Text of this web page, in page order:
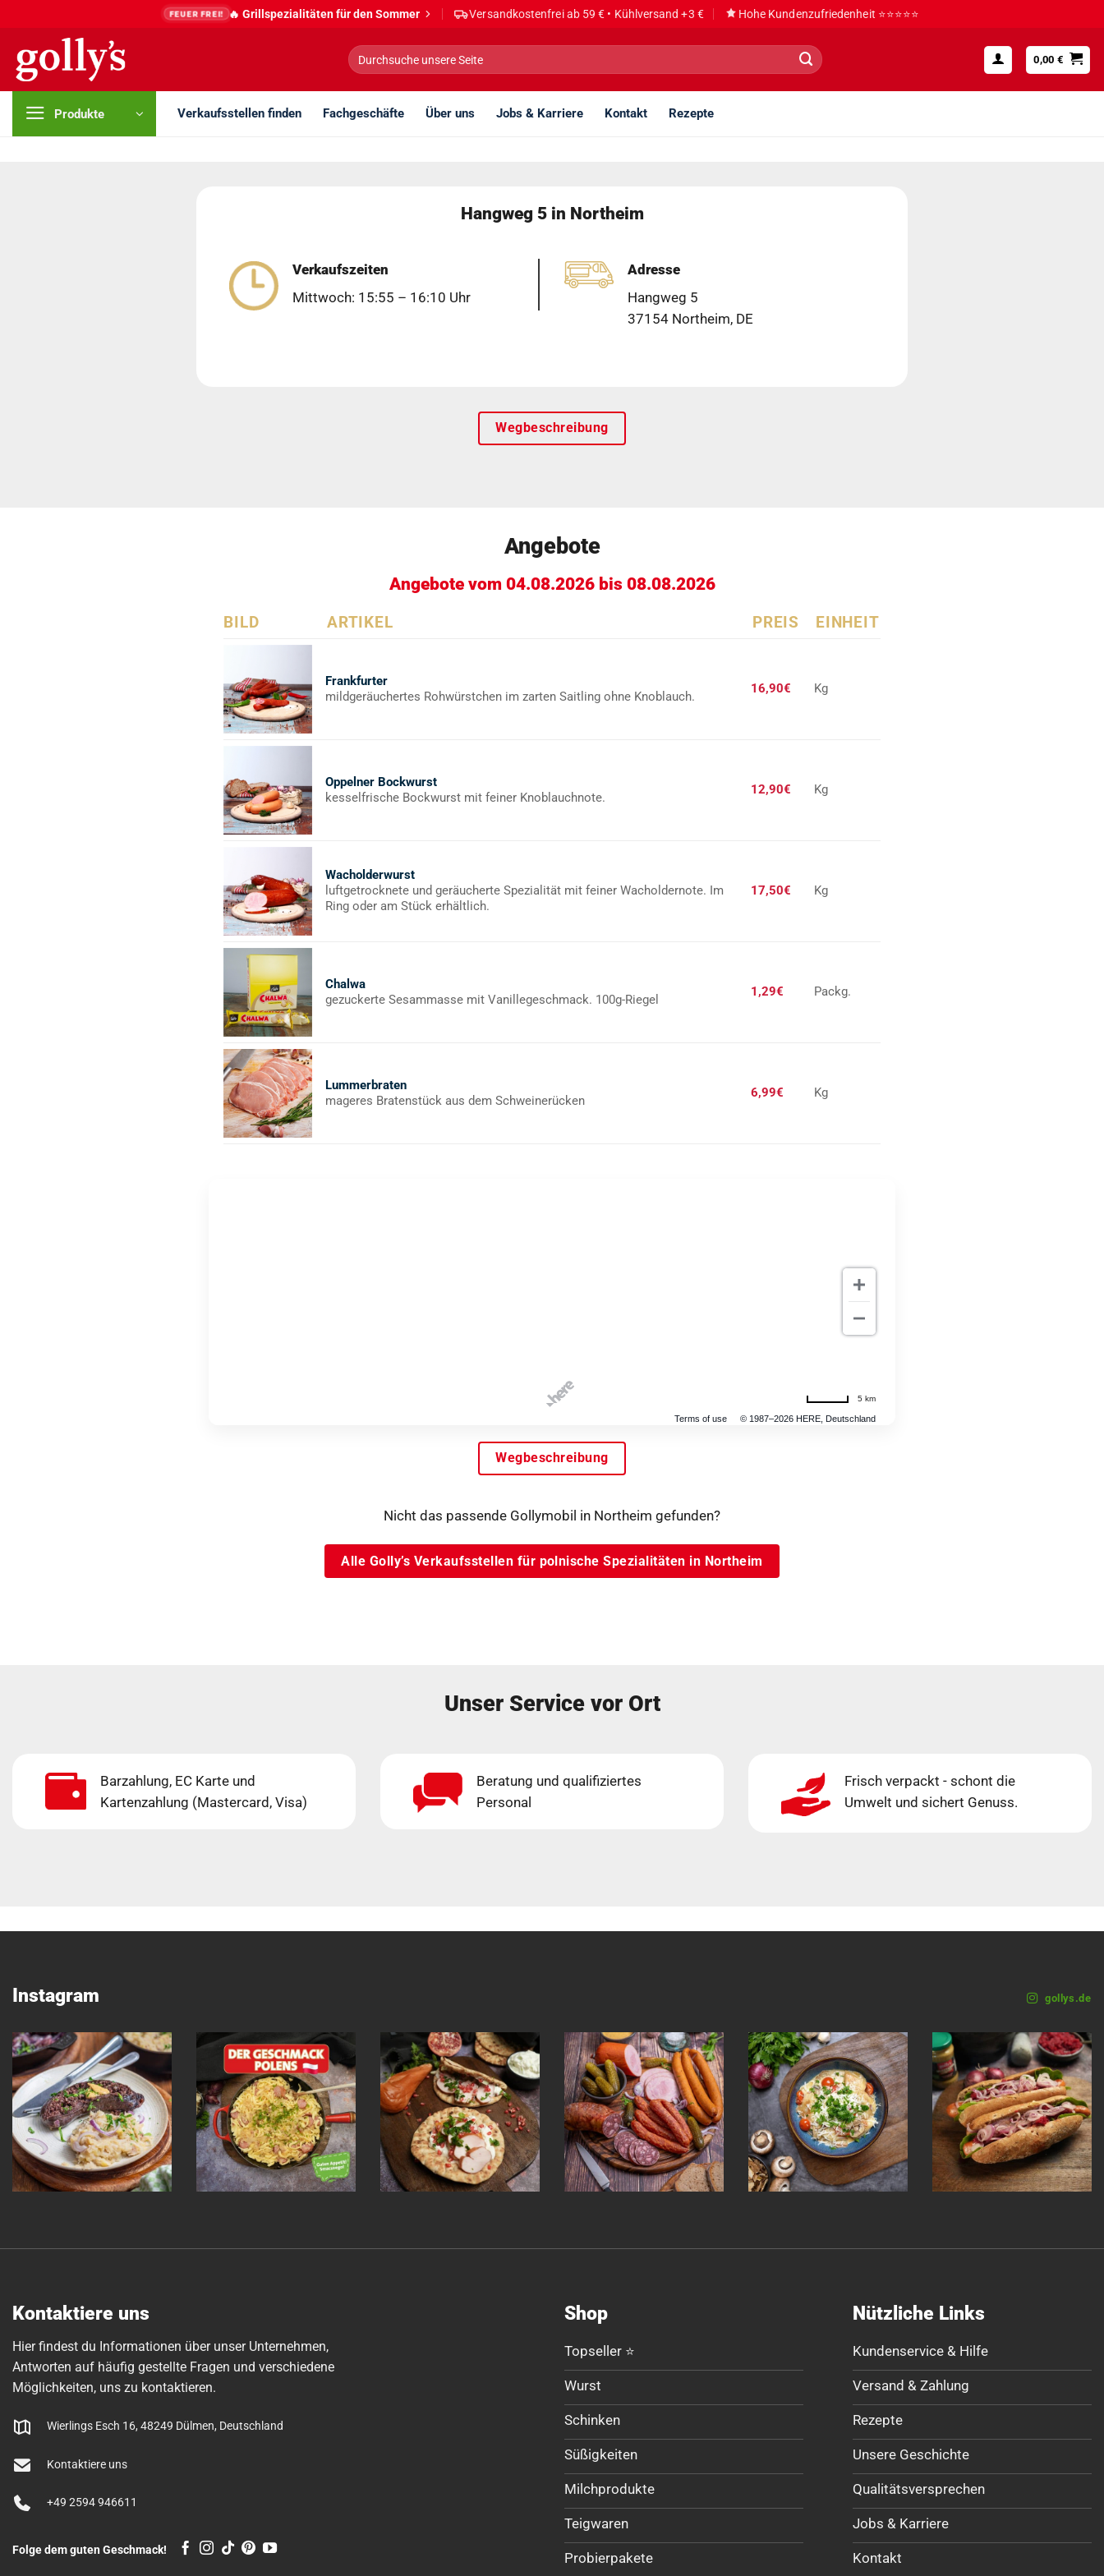
springen
FEUER FREI! 🔥 Grillspezialitäten für den Sommer Versandkostenfrei ab 59 € • Kühlversand +3 € Hohe Kundenzufriedenheit ⭐⭐⭐⭐⭐
Suche
nach:
0,00€
Produkte Verkaufsstellen finden Fachgeschäfte Über uns Jobs & Karriere Kontakt Rezepte
Hangweg 5 in Northeim
Verkaufszeiten
Mittwoch: 15:55 – 16:10 Uhr
Adresse
Hangweg 5
37154 Northeim, DE
Wegbeschreibung
Angebote
Angebote vom 04.08.2026 bis 08.08.2026
BILD ARTIKEL PREIS EINHEIT
Frankfurter
mildgeräuchertes Rohwürstchen im zarten Saitling ohne Knoblauch.
16,90€ Kg
Oppelner Bockwurst
kesselfrische Bockwurst mit feiner Knoblauchnote.
12,90€ Kg
Wacholderwurst
luftgetrocknete und geräucherte Spezialität mit feiner Wacholdernote. Im
Ring oder am Stück erhältlich.
17,50€ Kg
Chalwa
gezuckerte Sesammasse mit Vanillegeschmack. 100g-Riegel
1,29€ Packg.
Lummerbraten
mageres Bratenstück aus dem Schweinerücken
6,99€ Kg
Terms of use © 1987–2026 HERE, Deutschland
5 km
Wegbeschreibung
Nicht das passende Gollymobil in Northeim gefunden?
Alle Golly’s Verkaufsstellen für polnische Spezialitäten in Northeim
Unser Service vor Ort
Barzahlung, EC Karte und
Kartenzahlung (Mastercard, Visa)
Beratung und qualifiziertes
Personal
Frisch verpackt - schont die
Umwelt und sichert Genuss.
Instagram gollys.de
Kontaktiere uns
Hier findest du Informationen über unser Unternehmen,
Antworten auf häufig gestellte Fragen und verschiedene
Möglichkeiten, uns zu kontaktieren.
Wierlings Esch 16, 48249 Dülmen, Deutschland
Kontaktiere uns
+49 2594 946611
Folge dem guten Geschmack!
Shop
Topseller ⭐
Wurst
Schinken
Süßigkeiten
Milchprodukte
Teigwaren
Probierpakete
Nützliche Links
Kundenservice & Hilfe
Versand & Zahlung
Rezepte
Unsere Geschichte
Qualitätsversprechen
Jobs & Karriere
Kontakt